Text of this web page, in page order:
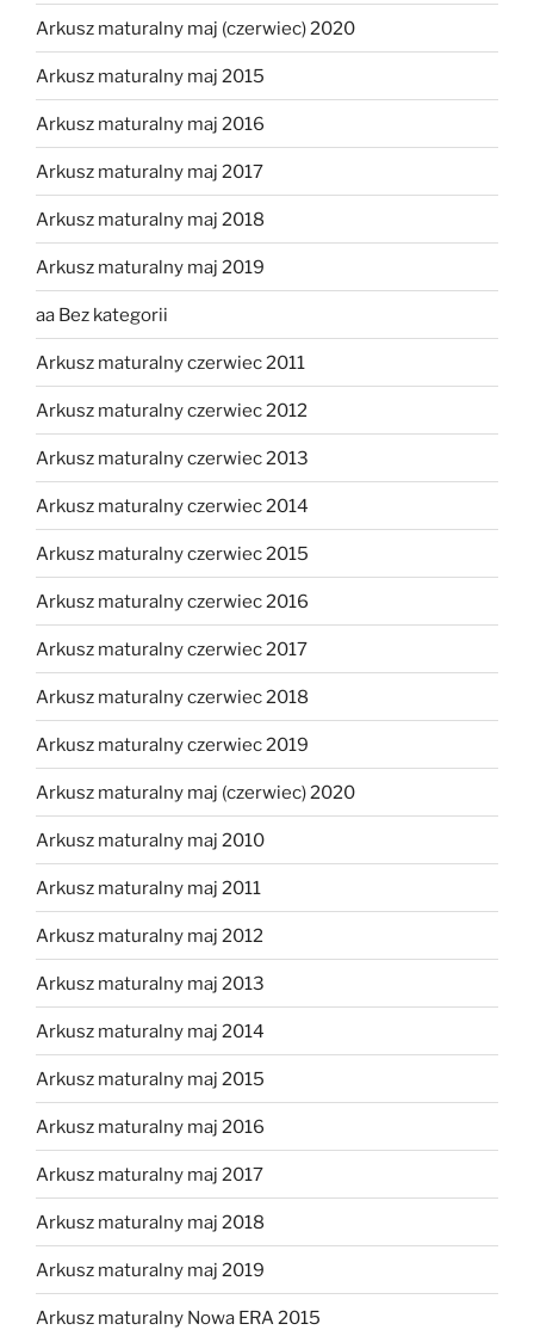
Arkusz maturalny maj (czerwiec) 2020
Arkusz maturalny maj 2015
Arkusz maturalny maj 2016
Arkusz maturalny maj 2017
Arkusz maturalny maj 2018
Arkusz maturalny maj 2019
aa Bez kategorii
Arkusz maturalny czerwiec 2011
Arkusz maturalny czerwiec 2012
Arkusz maturalny czerwiec 2013
Arkusz maturalny czerwiec 2014
Arkusz maturalny czerwiec 2015
Arkusz maturalny czerwiec 2016
Arkusz maturalny czerwiec 2017
Arkusz maturalny czerwiec 2018
Arkusz maturalny czerwiec 2019
Arkusz maturalny maj (czerwiec) 2020
Arkusz maturalny maj 2010
Arkusz maturalny maj 2011
Arkusz maturalny maj 2012
Arkusz maturalny maj 2013
Arkusz maturalny maj 2014
Arkusz maturalny maj 2015
Arkusz maturalny maj 2016
Arkusz maturalny maj 2017
Arkusz maturalny maj 2018
Arkusz maturalny maj 2019
Arkusz maturalny Nowa ERA 2015